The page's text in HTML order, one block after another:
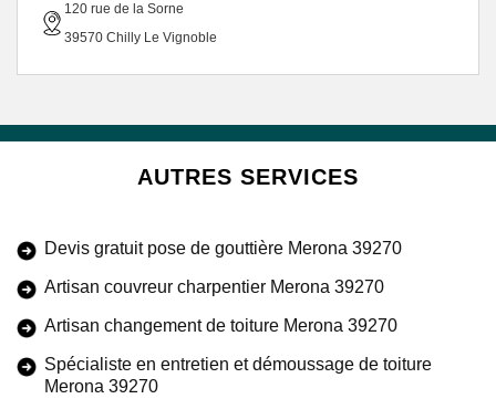
120 rue de la Sorne
39570 Chilly Le Vignoble
AUTRES SERVICES
Devis gratuit pose de gouttière Merona 39270
Artisan couvreur charpentier Merona 39270
Artisan changement de toiture Merona 39270
Spécialiste en entretien et démoussage de toiture
Merona 39270